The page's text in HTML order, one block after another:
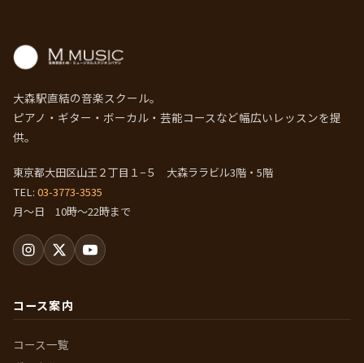
大森駅直結の音楽スクール。
ピアノ・ギター・ボーカル・芸能コースなど幅広いレッスンを提
供。
東京都大田区山王２丁目１−５ 大森ララビル3階・5階
TEL: 03-3773-3535
月～日 10時～22時まで
InstagramX (Twitter)
YouTube
コース案内
コース一覧